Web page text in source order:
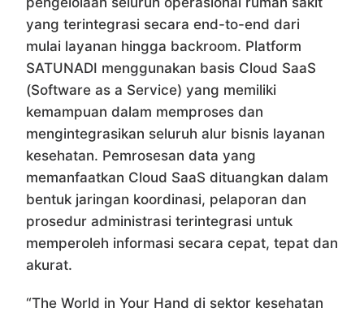
yang terintegrasi secara end-to-end dari
mulai layanan hingga backroom. Platform
SATUNADI menggunakan basis Cloud SaaS
(Software as a Service) yang memiliki
kemampuan dalam memproses dan
mengintegrasikan seluruh alur bisnis layanan
kesehatan. Pemrosesan data yang
memanfaatkan Cloud SaaS dituangkan dalam
bentuk jaringan koordinasi, pelaporan dan
prosedur administrasi terintegrasi untuk
memperoleh informasi secara cepat, tepat dan
akurat.
“The World in Your Hand di sektor kesehatan